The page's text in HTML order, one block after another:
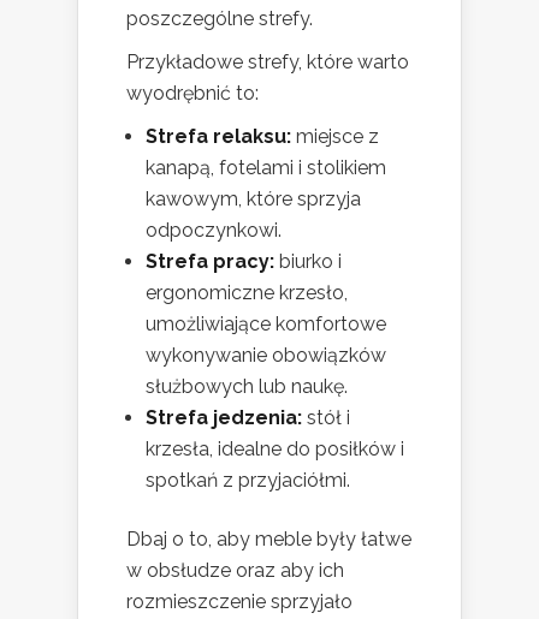
poszczególne strefy.
Przykładowe strefy, które warto
wyodrębnić to:
Strefa relaksu: miejsce z
kanapą, fotelami i stolikiem
kawowym, które sprzyja
odpoczynkowi.
Strefa pracy: biurko i
ergonomiczne krzesło,
umożliwiające komfortowe
wykonywanie obowiązków
służbowych lub naukę.
Strefa jedzenia: stół i
krzesła, idealne do posiłków i
spotkań z przyjaciółmi.
Dbaj o to, aby meble były łatwe
w obsłudze oraz aby ich
rozmieszczenie sprzyjało